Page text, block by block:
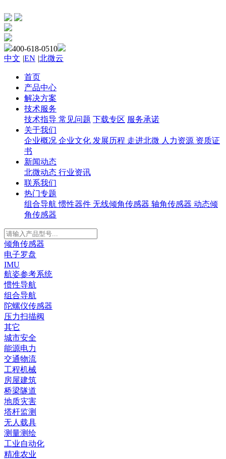
400-618-0510
中文 |EN |北微云
首页
产品中心
解决方案
技术服务
技术指导 常见问题 下载专区 服务承诺
关于我们
企业概况 企业文化 发展历程 走进北微 人力资源 资质证
书
新闻动态
北微动态 行业资讯
联系我们
热门专题
组合导航 惯性器件 无线倾角传感器 轴角传感器 动态倾
角传感器
倾角传感器
电子罗盘
IMU
航姿参考系统
惯性导航
组合导航
陀螺仪传感器
压力扫描阀
其它
城市安全
能源电力
交通物流
工程机械
房屋建筑
桥梁隧道
地质灾害
塔杆监测
无人载具
测量测绘
工业自动化
精准农业